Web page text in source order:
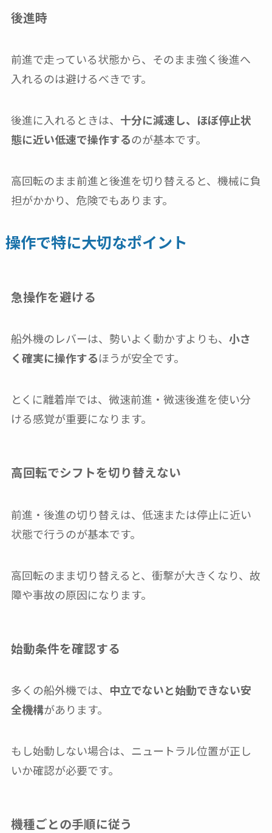
後進時
前進で走っている状態から、そのまま強く後進へ
入れるのは避けるべきです。
後進に入れるときは、 十分に減速し、ほぼ停止状
態に近い低速で操作するのが基本です。
高回転のまま前進と後進を切り替えると、機械に負
担がかかり、危険でもあります。
操作で特に大切なポイント
急操作を避ける
船外機のレバーは、勢いよく動かすよりも、 小さ
く確実に操作するほうが安全です。
とくに離着岸では、微速前進・微速後進を使い分
ける感覚が重要になります。
高回転でシフトを切り替えない
前進・後進の切り替えは、低速または停止に近い
状態で行うのが基本です。
高回転のまま切り替えると、衝撃が大きくなり、故
障や事故の原因になります。
始動条件を確認する
多くの船外機では、 中立でないと始動できない安
全機構があります。
もし始動しない場合は、ニュートラル位置が正し
いか確認が必要です。
機種ごとの手順に従う